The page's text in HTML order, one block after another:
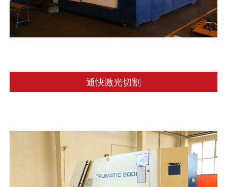
通快激光切割